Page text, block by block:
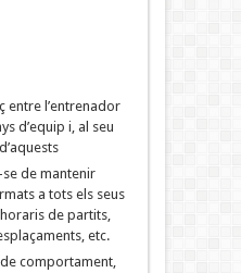
entre l’entrenador
d’equip i, al seu
de mantenir
a tots els seus
de partits,
etc.
comportament,